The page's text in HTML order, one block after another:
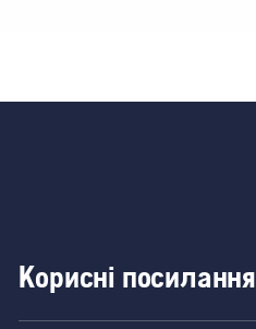
Корисні посилання